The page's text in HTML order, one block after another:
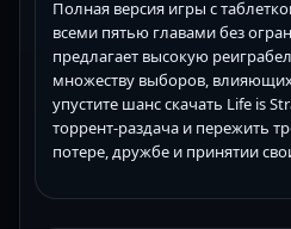
Полная версия игры с
всеми пятью главами без
предлагает высокую
множеству выборов,
упустите шанс скачать Life is
торрент-раздача и пережить
потере, дружбе и принятии